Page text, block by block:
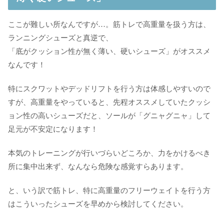
ここが難しい所なんですが…。筋トレで高重量を扱う方は、
ランニングシューズと真逆で、
「底がクッション性が無く薄い、硬いシューズ」がオススメ
なんです！
特にスクワットやデッドリフトを行う方は体感しやすいので
すが、高重量をやっていると、先程オススメしていたクッシ
ョン性の高いシューズだと、ソールが「グニャグニャ」して
足元が不安定になります！
本気のトレーニングが行いづらいどころか、力をかけるべき
所に集中出来ず、なんなら危険な感覚すらあります。
と、いう訳で筋トレ、特に高重量のフリーウェイトを行う方
はこういったシューズを早めから検討してください。